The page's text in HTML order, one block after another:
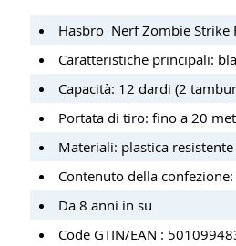
Hasbro Nerf Zombie Strike
Caratteristiche principali:
Capacità: 12 dardi (2
Portata di tiro: fino a 20
Materiali: plastica resistente
Contenuto della
Da 8 anni in su
Code GTIN/EAN :